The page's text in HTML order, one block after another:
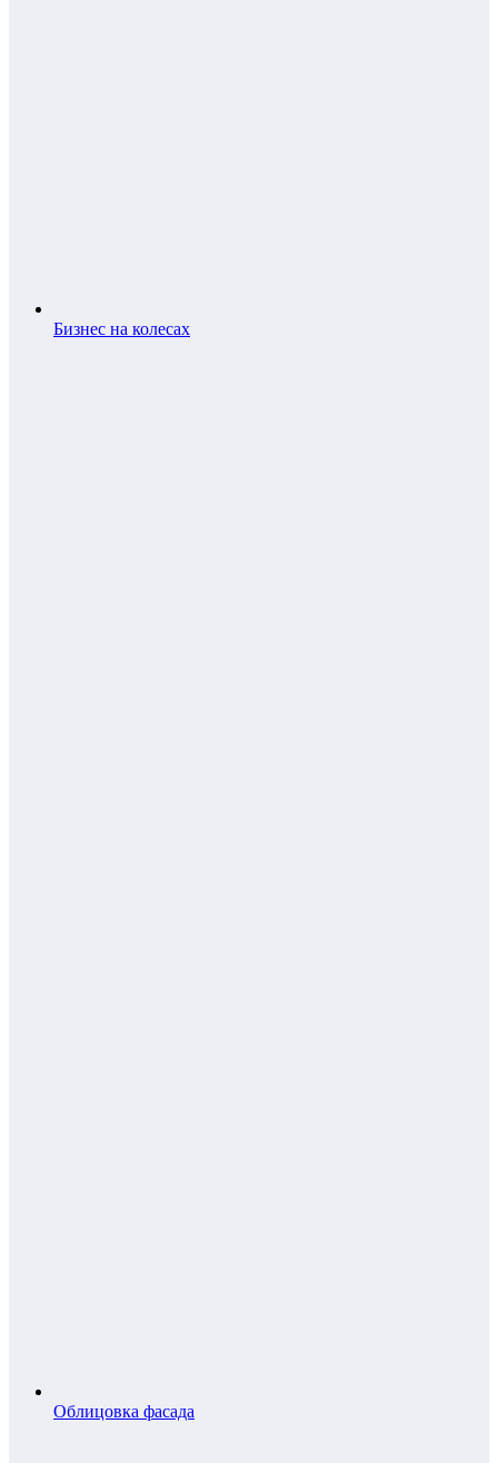
Бизнес на колесах
Облицовка фасада